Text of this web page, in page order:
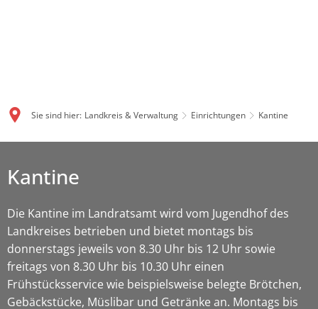
Sie sind hier: Landkreis & Verwaltung Einrichtungen Kantine
Kantine
Die Kantine im Landratsamt wird vom Jugendhof des
Landkreises betrieben und bietet montags bis
donnerstags jeweils von 8.30 Uhr bis 12 Uhr sowie
freitags von 8.30 Uhr bis 10.30 Uhr einen
Frühstücksservice wie beispielsweise belegte Brötchen,
Gebäckstücke, Müslibar und Getränke an. Montags bis